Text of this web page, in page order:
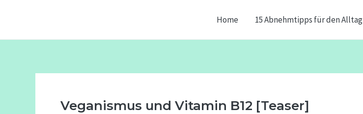
Home 15 Abnehmtipps für den Alltag
Veganismus und Vitamin B12 [Teaser]